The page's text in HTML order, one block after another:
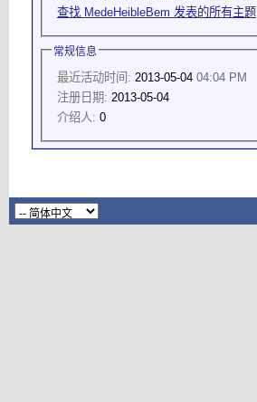
查找 MedeHeibleBem 发表的所有主题
常规信息
最近活动时间: 2013-05-04 04:04 PM
注册日期: 2013-05-04
介绍人: 0